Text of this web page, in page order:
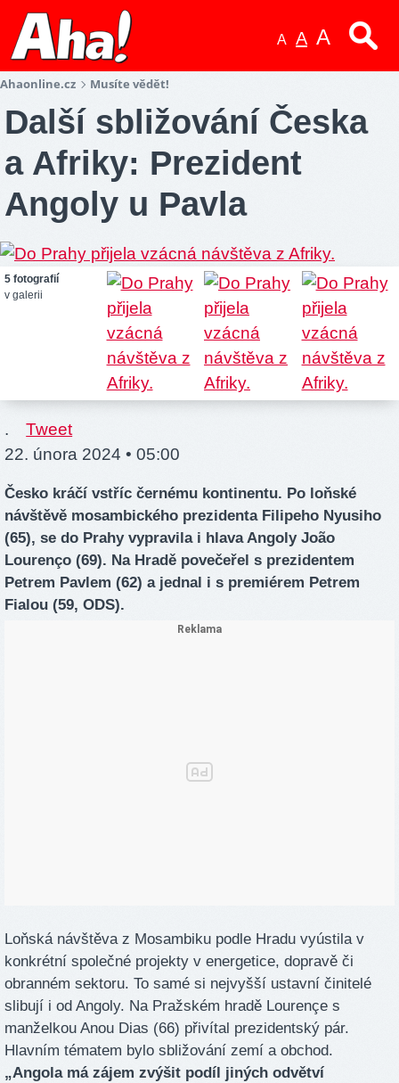
A A A
Ahaonline.cz Musíte vědět!
Další sbližování Česka
a Afriky: Prezident
Angoly u Pavla
5 fotografií
v galerii
.
Tweet
22. února 2024 • 05:00
Česko kráčí vstříc černému kontinentu. Po loňské
návštěvě mosambického prezidenta Filipeho Nyusiho
(65), se do Prahy vypravila i hlava Angoly João
Lourenço (69). Na Hradě povečeřel s prezidentem
Petrem Pavlem (62) a jednal i s premiérem Petrem
Fialou (59, ODS).
Loňská návštěva z Mosambiku podle Hradu vyústila v
konkrétní společné projekty v energetice, dopravě či
obranném sektoru. To samé si nejvyšší ustavní činitelé
slibují i od Angoly. Na Pražském hradě Lourençe s
manželkou Anou Dias (66) přivítal prezidentský pár.
Hlavním tématem bylo sbližování zemí a obchod.
„Angola má zájem zvýšit podíl jiných odvětví